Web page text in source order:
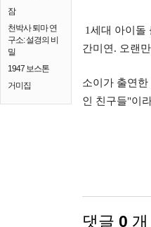
잠
천박사 퇴마 연
구소: 설경의 비
밀
1947 보스톤
거미집
1세대 아이돌
간미연. 오랜
소이가 출연
인 친구들"이
댓글 0 개